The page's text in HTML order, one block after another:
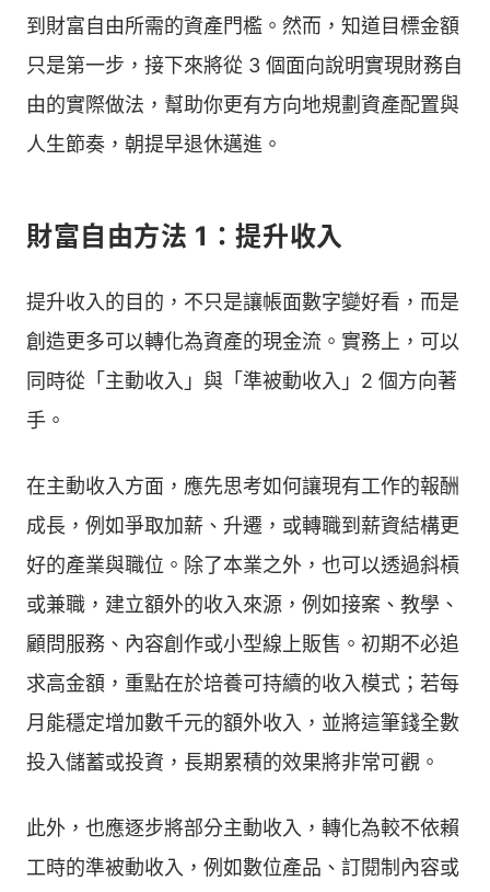
到財富自由所需的資產門檻。然而，知道目標金額
只是第一步，接下來將從 3 個面向說明實現財務自
由的實際做法，幫助你更有方向地規劃資產配置與
人生節奏，朝提早退休邁進。
財富自由方法 1：提升收入
提升收入的目的，不只是讓帳面數字變好看，而是
創造更多可以轉化為資產的現金流。實務上，可以
同時從「主動收入」與「準被動收入」2 個方向著
手。
在主動收入方面，應先思考如何讓現有工作的報酬
成長，例如爭取加薪、升遷，或轉職到薪資結構更
好的產業與職位。除了本業之外，也可以透過斜槓
或兼職，建立額外的收入來源，例如接案、教學、
顧問服務、內容創作或小型線上販售。初期不必追
求高金額，重點在於培養可持續的收入模式；若每
月能穩定增加數千元的額外收入，並將這筆錢全數
投入儲蓄或投資，長期累積的效果將非常可觀。
此外，也應逐步將部分主動收入，轉化為較不依賴
工時的準被動收入，例如數位產品、訂閱制內容或